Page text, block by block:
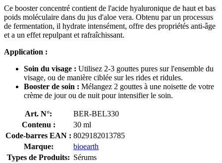
Ce booster concentré contient de l'acide hyaluronique de haut et bas
poids moléculaire dans du jus d'aloe vera. Obtenu par un processus
de fermentation, il hydrate intensément, offre des propriétés anti-âge
et a un effet repulpant et rafraîchissant.
Application :
Soin du visage : Utilisez 2-3 gouttes pures sur l'ensemble du
visage, ou de manière ciblée sur les rides et ridules.
Booster de soin : Mélangez 2 gouttes à une noisette de votre
crème de jour ou de nuit pour intensifier le soin.
Art. N°:
BER-BEL330
Contenu :
30 ml
Code-barres EAN : 8029182013785
Marque:
bioearth
Types de Produits: Sérums